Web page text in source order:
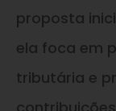
proposta
ela foca em
tributária e